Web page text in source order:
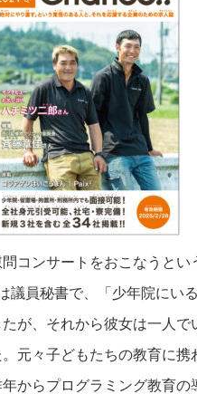
コンサートをおこなうとい
議員秘書で、「少年院にい
が、それから彼女は一人で
元々子どもたちの教育に携
からプログラミング教育の